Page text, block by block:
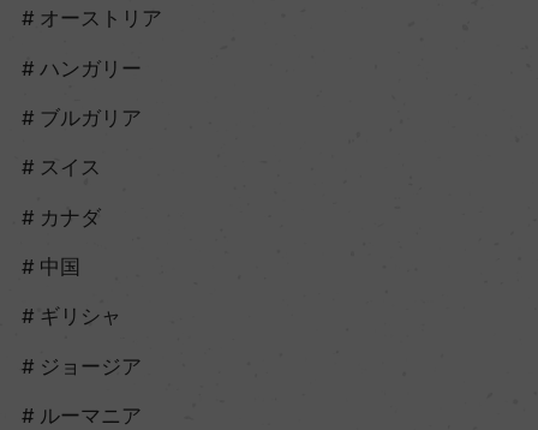
オーストリア
ハンガリー
ブルガリア
スイス
カナダ
中国
ギリシャ
ジョージア
ルーマニア